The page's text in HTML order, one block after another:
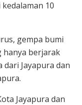
kedalaman 10
gempa bumi
hanya berjarak
Jayapura dan
Jayapura dan